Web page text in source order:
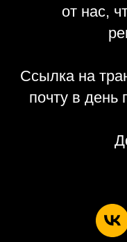
от нас,
Ссылка на
почту в день